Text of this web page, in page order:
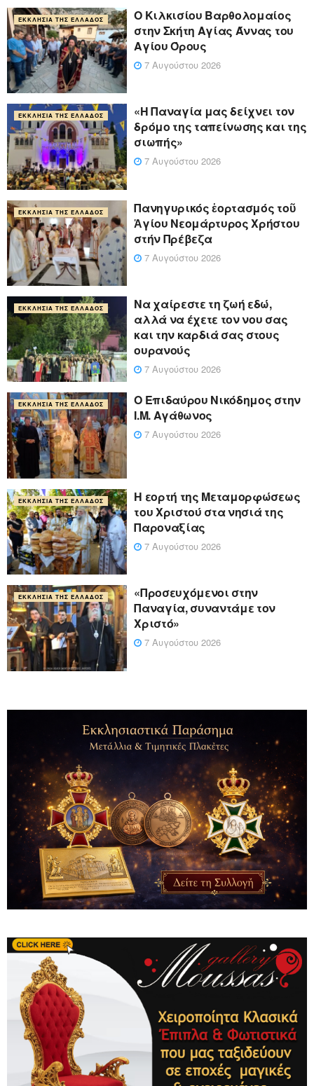
ΕΚΚΛΗΣΊΑ ΤΗΣ ΕΛΛΆΔΟΣ
Ο Κιλκισίου Βαρθολομαίος
στην Σκήτη Αγίας Άννας του
Αγίου Όρους
7 Αυγούστου 2026
ΕΚΚΛΗΣΊΑ ΤΗΣ ΕΛΛΆΔΟΣ
«Η Παναγία μας δείχνει τον
δρόμο της ταπείνωσης και της
σιωπής»
7 Αυγούστου 2026
ΕΚΚΛΗΣΊΑ ΤΗΣ ΕΛΛΆΔΟΣ
Πανηγυρικός ἑορτασμός τοῦ
Ἁγίου Νεομάρτυρος Χρήστου
στήν Πρέβεζα
7 Αυγούστου 2026
ΕΚΚΛΗΣΊΑ ΤΗΣ ΕΛΛΆΔΟΣ
Να χαίρεστε τη ζωή εδώ,
αλλά να έχετε τον νου σας
και την καρδιά σας στους
ουρανούς
7 Αυγούστου 2026
ΕΚΚΛΗΣΊΑ ΤΗΣ ΕΛΛΆΔΟΣ
Ο Επιδαύρου Νικόδημος στην
Ι.Μ. Αγάθωνος
7 Αυγούστου 2026
ΕΚΚΛΗΣΊΑ ΤΗΣ ΕΛΛΆΔΟΣ
Η εορτή της Μεταμορφώσεως
του Χριστού στα νησιά της
Παροναξίας
7 Αυγούστου 2026
ΕΚΚΛΗΣΊΑ ΤΗΣ ΕΛΛΆΔΟΣ
«Προσευχόμενοι στην
Παναγία, συναντάμε τον
Χριστό»
7 Αυγούστου 2026